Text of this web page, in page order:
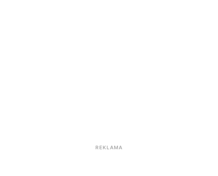
REKLAMA